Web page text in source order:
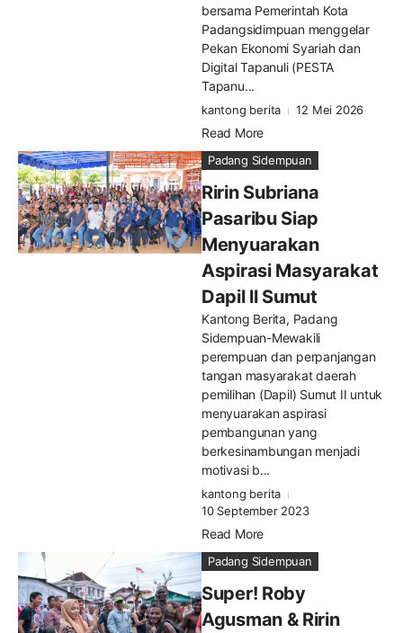
bersama Pemerintah Kota
Padangsidimpuan menggelar
Pekan Ekonomi Syariah dan
Digital Tapanuli (PESTA
Tapanu...
kantong berita 12 Mei 2026
Read More
Padang Sidempuan
Ririn Subriana
Pasaribu Siap
Menyuarakan
Aspirasi Masyarakat
Dapil ll Sumut
Kantong Berita, Padang
Sidempuan-Mewakili
perempuan dan perpanjangan
tangan masyarakat daerah
pemilihan (Dapil) Sumut II untuk
menyuarakan aspirasi
pembangunan yang
berkesinambungan menjadi
motivasi b...
kantong berita
10 September 2023
Read More
Padang Sidempuan
Super! Roby
Agusman & Ririn